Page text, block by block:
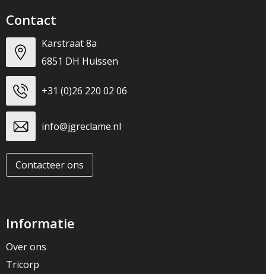
Contact
Karstraat 8a
6851 DH Huissen
+31 (0)26 220 02 06
info@jgreclame.nl
Contacteer ons
Informatie
Over ons
Tricorp